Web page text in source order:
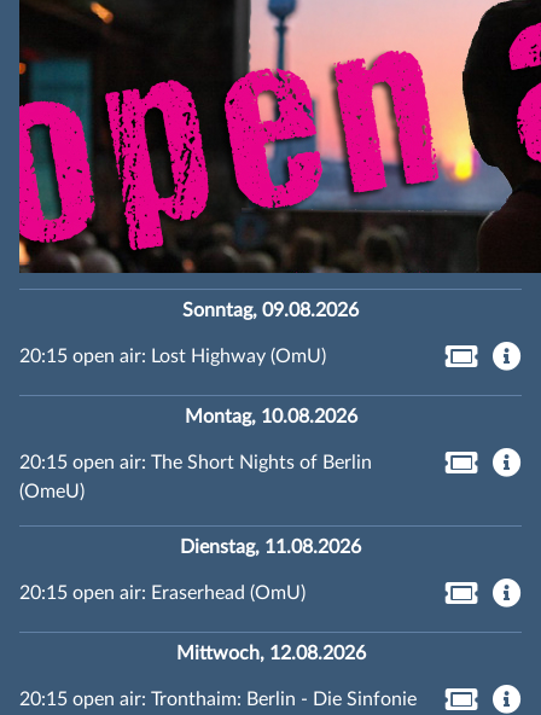
Sonntag, 09.08.2026
20:15 open air: Lost Highway (OmU)
Montag, 10.08.2026
20:15 open air: The Short Nights of Berlin
(OmeU)
Dienstag, 11.08.2026
20:15 open air: Eraserhead (OmU)
Mittwoch, 12.08.2026
20:15 open air: Tronthaim: Berlin - Die Sinfonie